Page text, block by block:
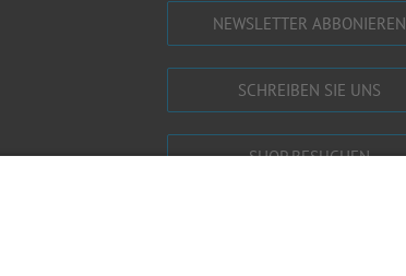
NEWSLETTER ABBONIEREN
SCHREIBEN SIE UNS
SHOP BESUCHEN